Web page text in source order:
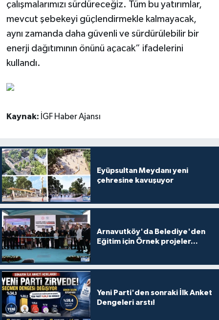
çalışmalarımızı sürdüreceğiz. Tüm bu yatırımlar,
mevcut şebekeyi güçlendirmekle kalmayacak,
aynı zamanda daha güvenli ve sürdürülebilir bir
enerji dağıtımının önünü açacak” ifadelerini
kullandı.
Kaynak: İGF Haber Ajansı
Eyüpsultan Meydanı yeni
çehresine kavuşuyor
Arnavutköy'da Belediye'den
Eğitim için Örnek projeler...
Yeni Parti'den sonraki İlk Anket
Dengeleri arstı!